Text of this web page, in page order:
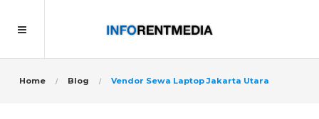
Home Blog Vendor Sewa Laptop Jakarta Utara